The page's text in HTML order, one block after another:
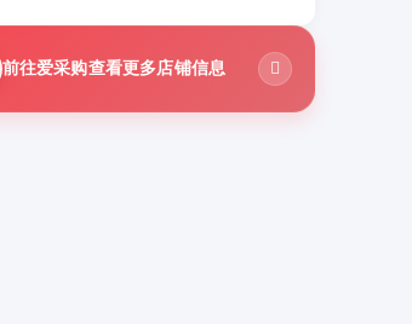
前往爱采购查看更多店铺信息